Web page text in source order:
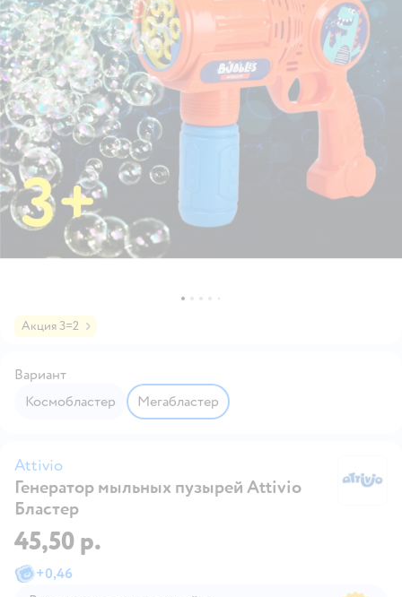
Акция 3=2
Вариант
Космобластер
Мегабластер
Attivio
Генератор мыльных пузырей Attivio
Бластер
45,50 р.
+0,46